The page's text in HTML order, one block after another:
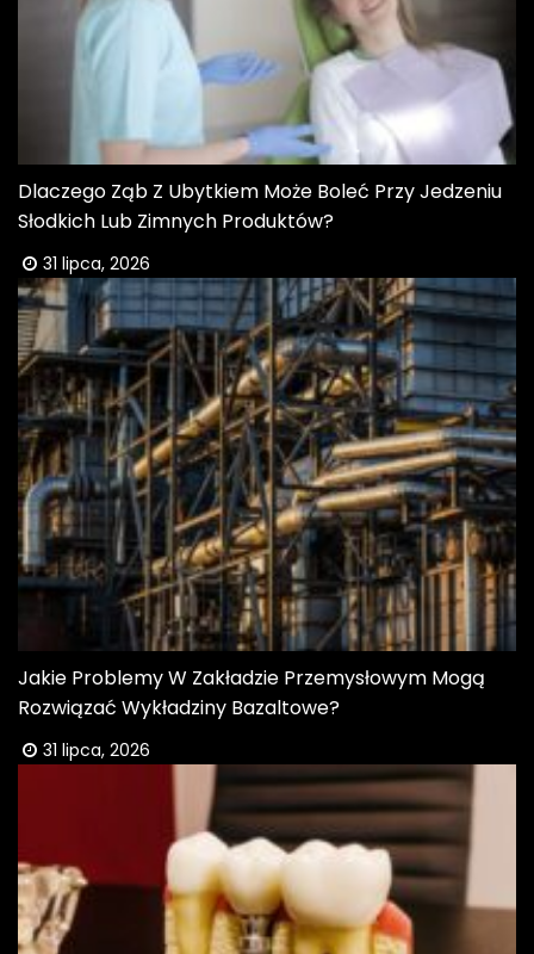
Dlaczego Ząb Z Ubytkiem Może Boleć Przy Jedzeniu
Słodkich Lub Zimnych Produktów?
31 lipca, 2026
Jakie Problemy W Zakładzie Przemysłowym Mogą
Rozwiązać Wykładziny Bazaltowe?
31 lipca, 2026